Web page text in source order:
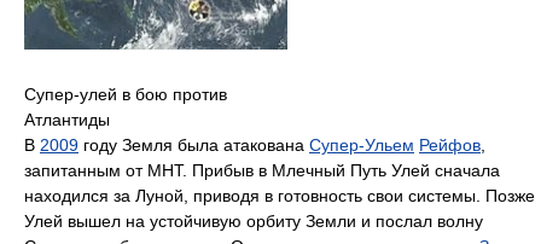
Супер-улей в бою против
Атлантиды
В 2009 году Земля была атакована Супер-Ульем Рейфов,
запитанным от МHТ. Прибыв в Млечный Путь Улей сначала
находился за Луной, приводя в готовность свои системы. Позже
Улей вышел на устойчивую орбиту Земли и послал волну